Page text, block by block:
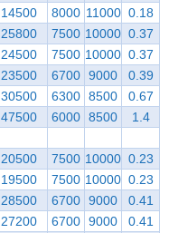
14500 8000 11000 0.18
25800 7500 10000 0.37
24500 7500 10000 0.37
23500 6700 9000
0.39
30500 6300 8500
0.67
47500 6000 8500 1.4
20500 7500 10000 0.23
19500 7500 10000 0.23
28500 6700 9000
0.41
27200 6700 9000
0.41